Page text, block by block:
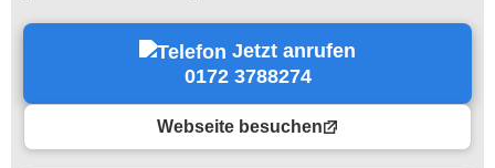
Jetzt anrufen
0172 3788274
Webseite besuchen